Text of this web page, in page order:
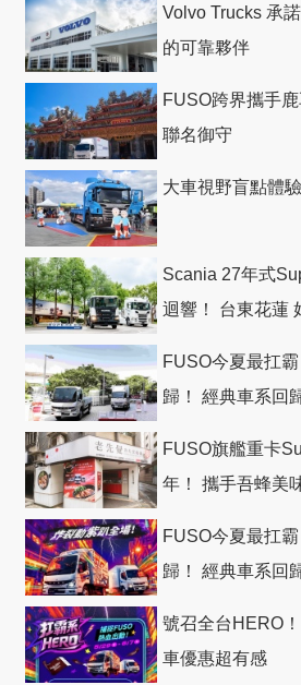
Volvo Trucks 承
的可靠夥伴
FUSO跨界攜手
聯名御守
大車視野盲點體
Scania 27年式
迴響！ 台東花蓮
FUSO今夏最扛
歸！ 經典車系回
FUSO旗艦重卡
年！ 攜手吾蜂美
FUSO今夏最扛
歸！ 經典車系回
號召全台HERO
車優惠超有感